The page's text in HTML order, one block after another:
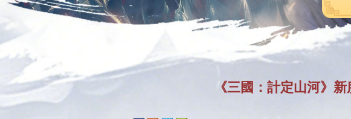
開始
《三國：計定山河》